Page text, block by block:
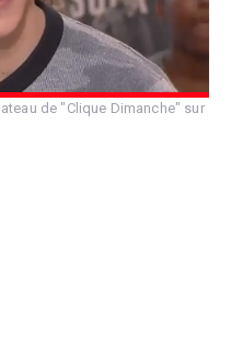
de "Clique Dimanche" sur